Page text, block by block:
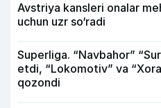
Avstriya kansleri onalar
uchun uzr so‘radi
Superliga. “Navbahor”
etdi, “Lokomotiv” va
qozondi